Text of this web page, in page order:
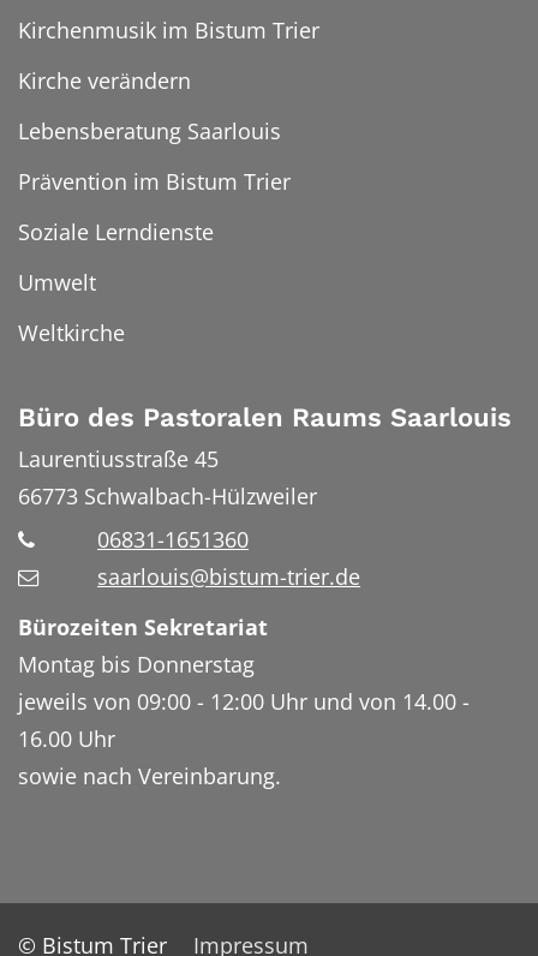
Kirchenmusik im Bistum Trier
Kirche verändern
Lebensberatung Saarlouis
Prävention im Bistum Trier
Soziale Lerndienste
Umwelt
Weltkirche
Büro des Pastoralen Raums Saarlouis
Laurentiusstraße 45
66773 Schwalbach-Hülzweiler
06831-1651360
saarlouis@bistum-trier.de
Bürozeiten Sekretariat
Montag bis Donnerstag
jeweils von 09:00 - 12:00 Uhr und von 14.00 -
16.00 Uhr
sowie nach Vereinbarung.
© Bistum Trier Impressum